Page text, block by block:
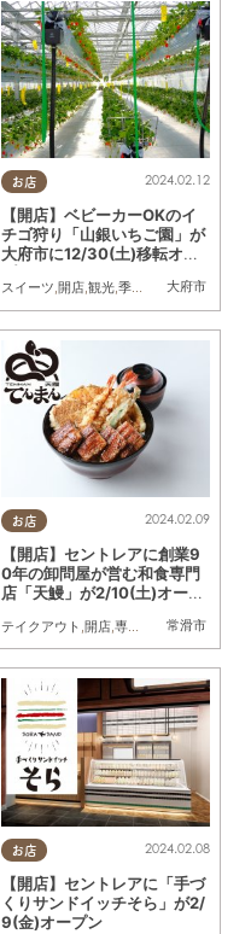
お店
大府市
2024.02.12
【開店】ベビーカーOKのイ
チゴ狩り「山銀いちご園」が
大府市に12/30(土)移転オー
スイーツ,開店,観光,季節ネタ ,親子,カップ
お店
常滑市
2024.02.09
【開店】セントレアに創業9
0年の卸問屋が営む和食専門
店「天鰻」が2/10(土)オープ
テイクアウト ,開店,専門店 家族,おひとり
お店 2024.02.08
【開店】セントレアに「手づ
くりサンドイッチそら」が2/
9(金)オープン